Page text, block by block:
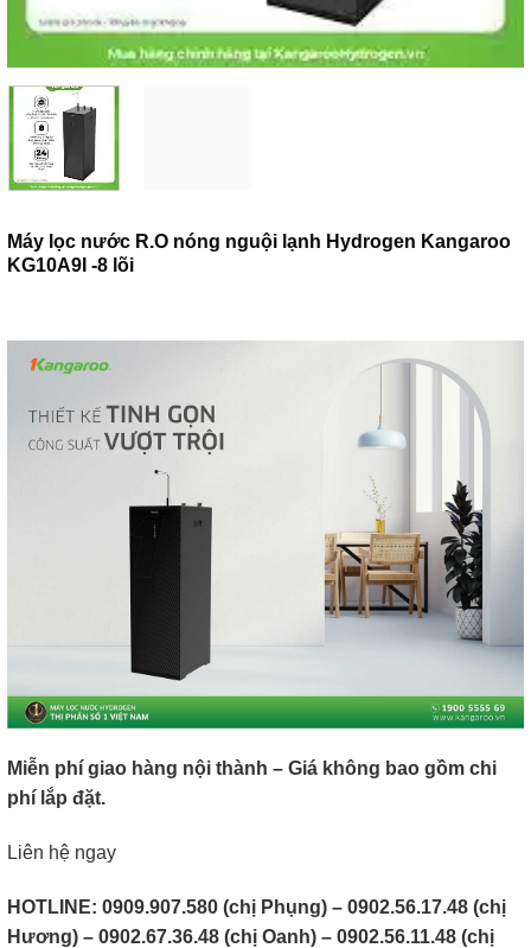
Máy lọc nước R.O nóng nguội lạnh Hydrogen Kangaroo
KG10A9I -8 lõi
Miễn phí giao hàng nội thành – Giá không bao gồm chi
phí lắp đặt.
Liên hệ ngay
HOTLINE: 0909.907.580 (chị Phụng) – 0902.56.17.48 (chị
Hương) – 0902.67.36.48 (chị Oanh) – 0902.56.11.48 (chị